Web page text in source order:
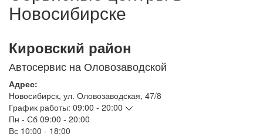
Новосибирске
Кировский район
Автосервис на Оловозаводской
Адрес:
Новосибирск, ул. Оловозаводская, 47/8
График работы: 09:00 - 20:00
Пн - Сб 09:00 - 20:00
Вс 10:00 - 18:00